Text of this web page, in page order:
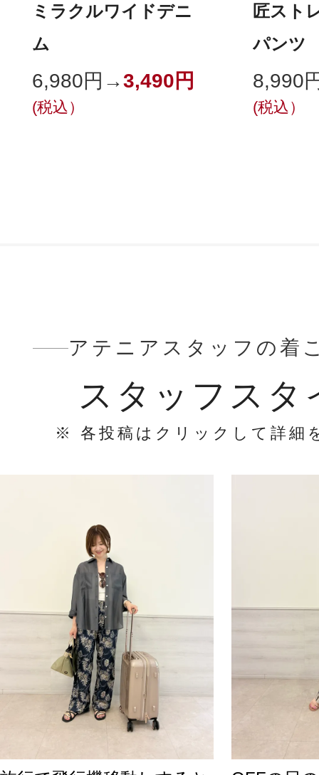
ミラクルワイドデニ
ム
6,980円→3,490円
(税込）
匠スト
パンツ
8,990
(税込）
アテニアスタッフの着
スタッフスタ
※ 各投稿はクリックして詳細